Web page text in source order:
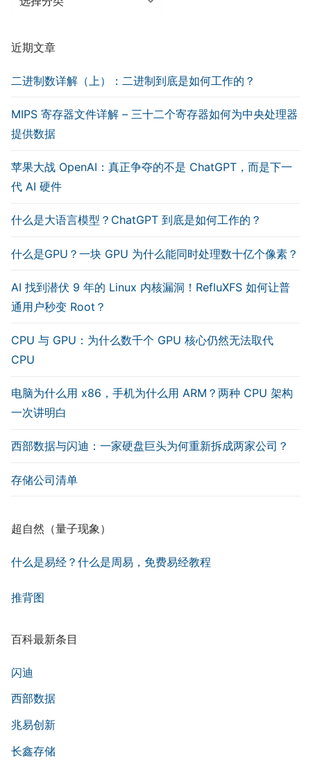
近期文章
二进制数详解（上）：二进制到底是如何工作的？
MIPS 寄存器文件详解 – 三十二个寄存器如何为中央处理器
提供数据
苹果大战 OpenAI：真正争夺的不是 ChatGPT，而是下一
代 AI 硬件
什么是大语言模型？ChatGPT 到底是如何工作的？
什么是GPU？一块 GPU 为什么能同时处理数十亿个像素？
AI 找到潜伏 9 年的 Linux 内核漏洞！RefluXFS 如何让普
通用户秒变 Root？
CPU 与 GPU：为什么数千个 GPU 核心仍然无法取代
CPU
电脑为什么用 x86，手机为什么用 ARM？两种 CPU 架构
一次讲明白
西部数据与闪迪：一家硬盘巨头为何重新拆成两家公司？
存储公司清单
超自然（量子现象）
什么是易经？什么是周易，免费易经教程
推背图
百科最新条目
闪迪
西部数据
兆易创新
长鑫存储